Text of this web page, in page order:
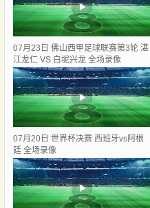
07月23日 佛山西甲足球联赛第3轮 湛
江龙仁 VS 白坭兴龙 全场录像
07月20日 世界杯决赛 西班牙vs阿根
廷 全场录像